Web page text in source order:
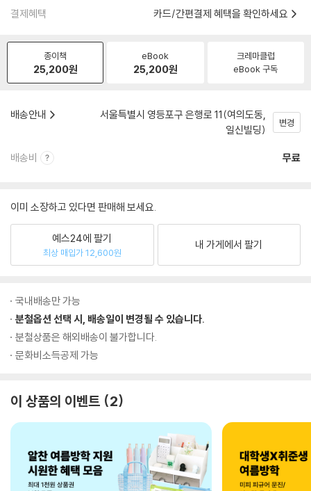
결제혜택 카드/간편결제 혜택을 확인하세요
종이책
25,200원
eBook
25,200원
크레마클럽
eBook 구독
배송안내
서울특별시 영등포구 은행로 11(여의도동,
일신빌딩)
변경
배송비 무료
이미 소장하고 있다면 판매해 보세요.
예스24에 팔기
최상 매입가 12,600원
내 가게에서 팔기
국내배송만 가능
분철옵션 선택 시, 배송일이 변경될 수 있습니다.
분철상품은 해외배송이 불가합니다.
문화비소득공제 가능
이 상품의 이벤트 2